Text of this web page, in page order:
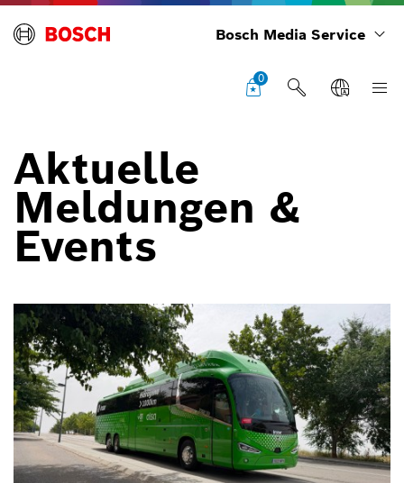
Bosch Media Service
0
Aktuelle
Meldungen &
Events